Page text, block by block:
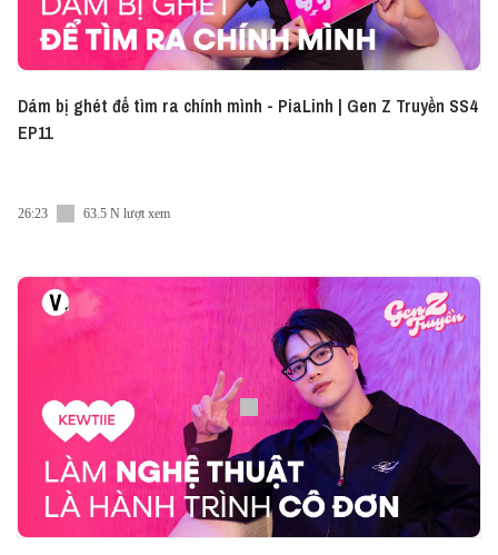
Dám bị ghét để tìm ra chính mình - PiaLinh | Gen Z Truyền SS4
EP11
26:23 63.5 N lượt xem